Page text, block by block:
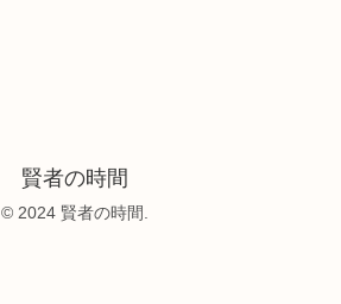
賢者の時間
© 2024 賢者の時間.